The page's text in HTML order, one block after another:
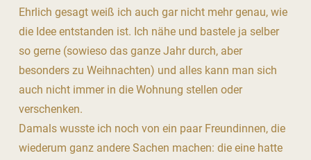
Ehrlich gesagt weiß ich auch gar nicht mehr genau, wie
die Idee entstanden ist. Ich nähe und bastele ja selber
so gerne (sowieso das ganze Jahr durch, aber
besonders zu Weihnachten) und alles kann man sich
auch nicht immer in die Wohnung stellen oder
verschenken.
Damals wusste ich noch von ein paar Freundinnen, die
wiederum ganz andere Sachen machen: die eine hatte